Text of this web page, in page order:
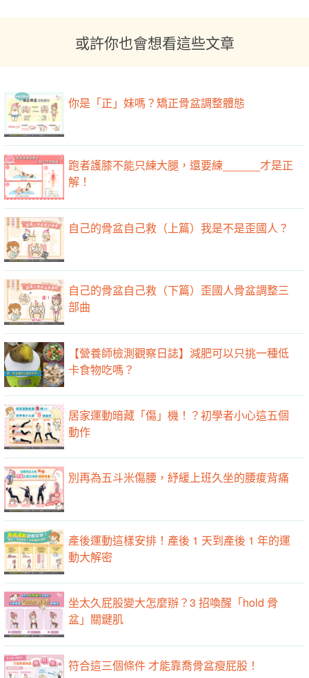
或許你也會想看這些文章
你是「正」妹嗎？矯正骨盆調整體態
跑者護膝不能只練大腿，還要練______才是正
解！
自己的骨盆自己救（上篇）我是不是歪國人？
自己的骨盆自己救（下篇）歪國人骨盆調整三
部曲
【營養師檢測觀察日誌】減肥可以只挑一種低
卡食物吃嗎？
居家運動暗藏「傷」機！？初學者小心這五個
動作
別再為五斗米傷腰，紓緩上班久坐的腰痠背痛
產後運動這樣安排！產後 1 天到產後 1 年的運
動大解密
坐太久屁股變大怎麼辦？3 招喚醒「hold 骨
盆」關鍵肌
符合這三個條件 才能靠喬骨盆瘦屁股！